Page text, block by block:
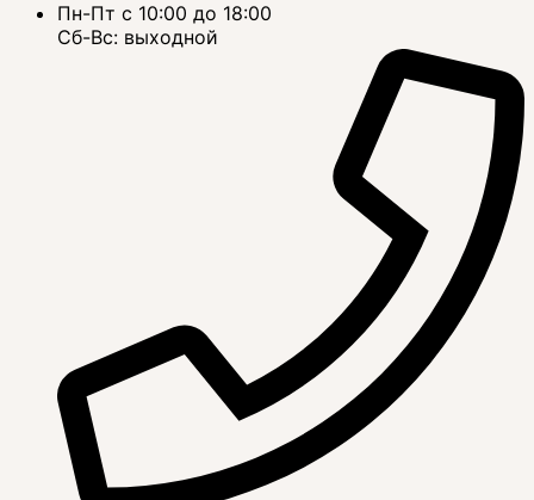
Пн-Пт с 10:00 до 18:00
Сб-Вс: выходной